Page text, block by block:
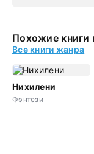
Похожие книги
Все книги жанра
Нихилени
Фэнтези